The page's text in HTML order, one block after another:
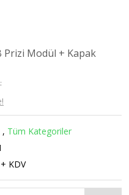
Prizi Modül + Kapak
, Tüm Kategoriler
KDV